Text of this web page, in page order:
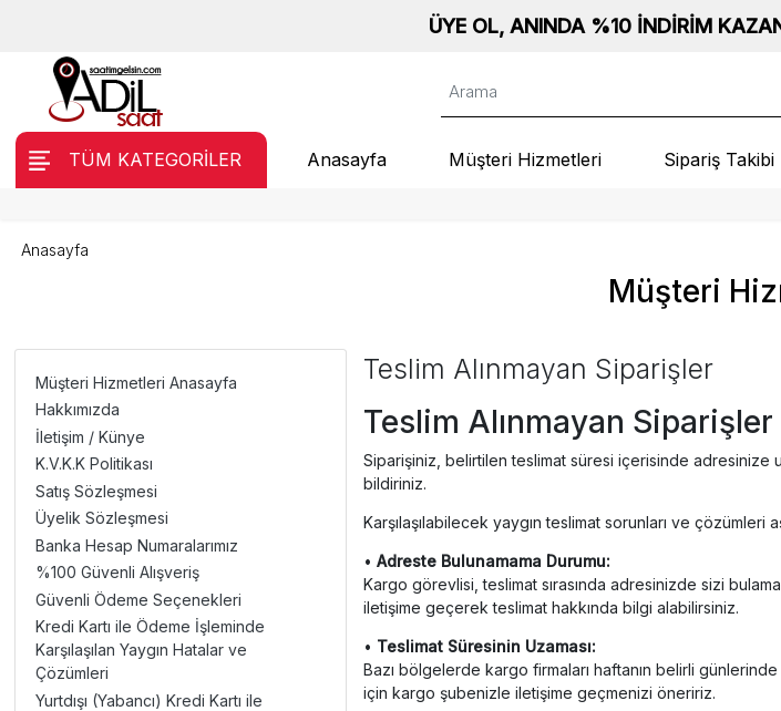
ÜYE OL, ANINDA %10 İNDİRİM KAZAN!
TÜM KATEGORİLER Anasayfa Müşteri Hizmetleri Sipariş Takibi
Müşteri
Anasayfa
Müşteri Hizmetleri Anasayfa
Hakkımızda
İletişim / Künye
K.V.K.K Politikası
Satış Sözleşmesi
Üyelik Sözleşmesi
Banka Hesap Numaralarımız
%100 Güvenli Alışveriş
Güvenli Ödeme Seçenekleri
Kredi Kartı ile Ödeme İşleminde
Karşılaşılan Yaygın Hatalar ve
Çözümleri
Yurtdışı (Yabancı) Kredi Kartı ile
Teslim Alınmayan Siparişler
Teslim Alınmayan Siparişler
Siparişiniz, belirtilen teslimat süresi içerisinde adresinize
bildiriniz.
Karşılaşılabilecek yaygın teslimat sorunları ve çözümleri
• Adreste Bulunamama Durumu:
Kargo görevlisi, teslimat sırasında adresinizde sizi
iletişime geçerek teslimat hakkında bilgi alabilirsiniz.
• Teslimat Süresinin Uzaması:
Bazı bölgelerde kargo firmaları haftanın belirli
için kargo şubenizle iletişime geçmenizi öneririz.